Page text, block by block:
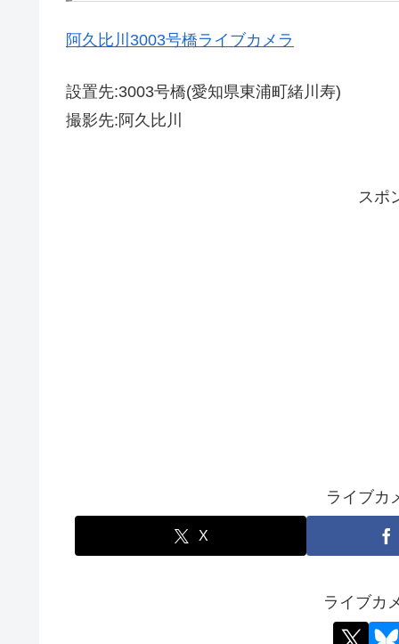
阿久比川3003号橋ライブカメラ
設置先:3003号橋(愛知県東浦町緒川寿)
撮影先:阿久比川
スポ
ライブカ
X
ライブカ